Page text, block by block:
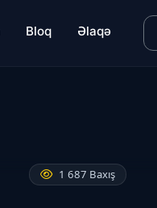
Bloq Əlaqə
1 687 Baxış